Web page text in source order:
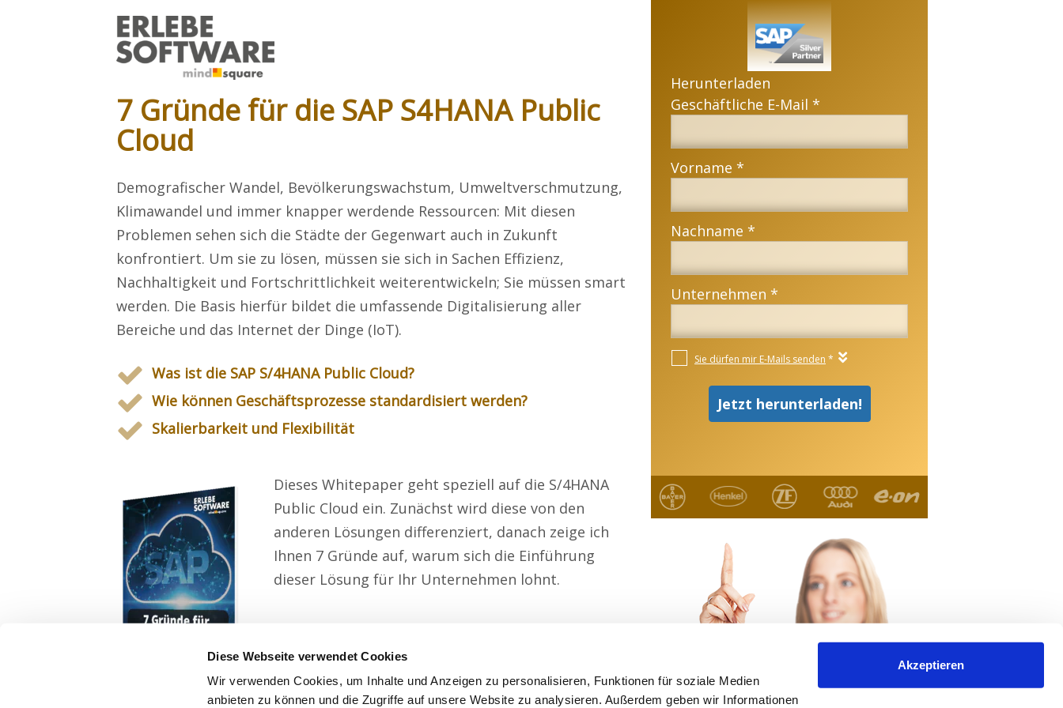
Diese Webseite verwendet Cookies
Wir verwenden Cookies, um Inhalte und Anzeigen zu personalisieren, Funktionen für soziale Medien
anbieten zu können und die Zugriffe auf unsere Website zu analysieren. Außerdem geben wir Informationen
Akzeptieren
7 Gründe für die SAP S4HANA Public
Cloud
Demografischer Wandel, Bevölkerungswachstum, Umweltverschmutzung,
Klimawandel und immer knapper werdende Ressourcen: Mit diesen
Problemen sehen sich die Städte der Gegenwart auch in Zukunft
konfrontiert. Um sie zu lösen, müssen sie sich in Sachen Effizienz,
Nachhaltigkeit und Fortschrittlichkeit weiterentwickeln; Sie müssen smart
werden. Die Basis hierfür bildet die umfassende Digitalisierung aller
Bereiche und das Internet der Dinge (IoT).
Was ist die SAP S/4HANA Public Cloud?
Wie können Geschäftsprozesse standardisiert werden?
Skalierbarkeit und Flexibilität
Dieses Whitepaper geht speziell auf die S/4HANA
Public Cloud ein. Zunächst wird diese von den
anderen Lösungen differenziert, danach zeige ich
Ihnen 7 Gründe auf, warum sich die Einführung
dieser Lösung für Ihr Unternehmen lohnt.
Herunterladen